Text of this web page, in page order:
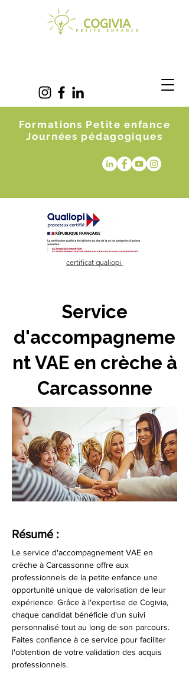
Formations Petite enfance
Journées pédagogiques
certificat qualiopi
Service
d'accompagneme
nt VAE en crèche à
Carcassonne
Résumé :
Le service d'accompagnement VAE en
crèche à Carcassonne offre aux
professionnels de la petite enfance une
opportunité unique de valorisation de leur
expérience. Grâce à l'expertise de Cogivia,
chaque candidat bénéficie d'un suivi
personnalisé tout au long de son parcours.
Faites confiance à ce service pour faciliter
l'obtention de votre validation des acquis
professionnels.